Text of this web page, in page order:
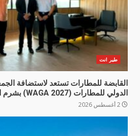
طير انت
القابضة للمطارات تستعد لاستضافة
الدولي للمطارات (WAGA 2027) بشرم الشيخ